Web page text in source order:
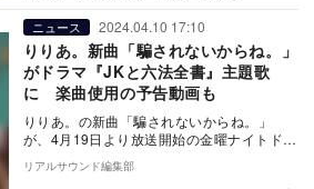
ニュース 2024.04.10 17:10
りりあ。新曲「騙されないからね。」
がドラマ『JKと六法全書』主題歌
に 楽曲使用の予告動画も
りりあ。の新曲「騙されないからね。」
が、4月19日より放送開始の金曜ナイトドラ
マ『JKと六法全書』（テレビ朝日系）の主
題歌に決定…
リアルサウンド編集部